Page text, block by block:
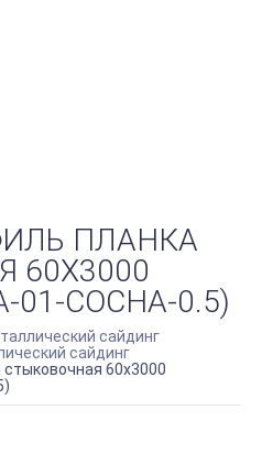
ПЛАНКА
60Х3000
01-СОСНА-0.5)
сайдинг
сайдинг
60х3000